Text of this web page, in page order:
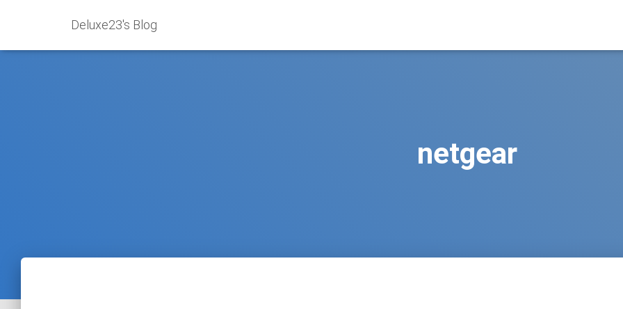
Deluxe23's Blog
netgear